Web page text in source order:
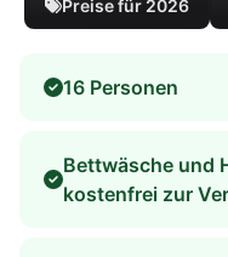
Preise für 2026
16 Personen
Bettwäsche und
kostenfrei zur